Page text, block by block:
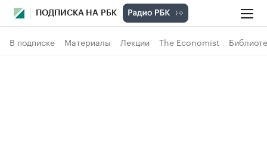
ПОДПИСКА НА РБК
В подписке Материалы Лекции The Economist